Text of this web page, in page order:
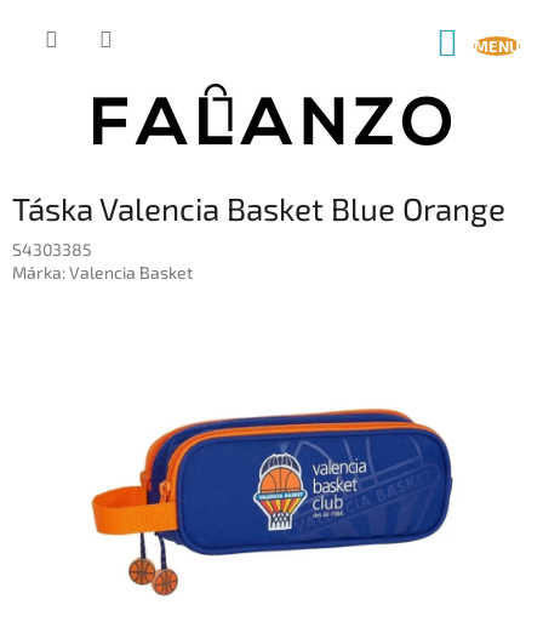
KOSÁR
Táska Valencia Basket Blue Orange
S4303385
Márka:Valencia Basket